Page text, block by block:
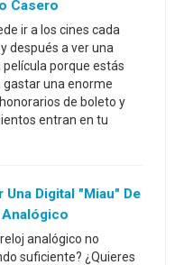
Casero
ir a los cines cada
después a ver una
película porque estás
gastar una enorme
de boleto y
entran en tu
Una Digital "Miau" De
reloj analógico no
suficiente? ¿Quieres